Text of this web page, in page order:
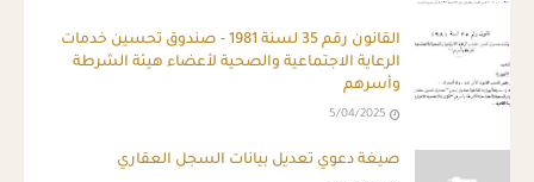
القانون رقم 35 لسنة 1981 - صندوق تحسين خدمات
الرعاية الاجتماعية والصحية لأعضاء هيئة الشرطة
وأسرهم
5/04/2025
صيغة دعوي تعديل بيانات السجل العقاري